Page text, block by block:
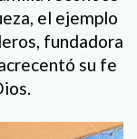
el ejemplo
fundadora
su fe